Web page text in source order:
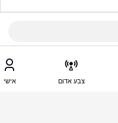
צבע אדום אישי